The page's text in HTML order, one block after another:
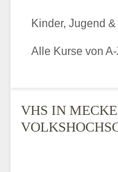
VHS IN
Kinder, Jugend
Alle Kurse von A-